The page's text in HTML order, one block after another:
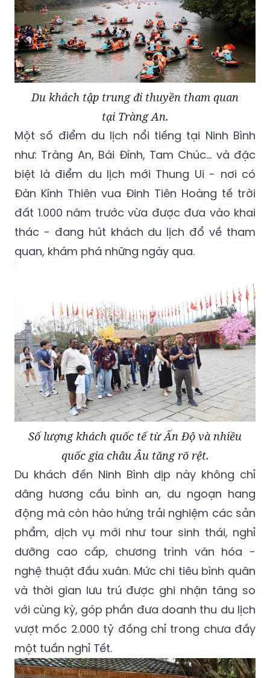
Du khách tập trung đi thuyền tham quan
tại Tràng An.
Một số điểm du lịch nổi tiếng tại Ninh Bình
như: Tràng An, Bái Đính, Tam Chúc… và đặc
biệt là điểm du lịch mới Thung Ui - nơi có
Đàn Kính Thiên vua Đinh Tiên Hoàng tế trời
đất 1.000 năm trước vừa được đưa vào khai
thác - đang hút khách du lịch đổ về tham
quan, khám phá những ngày qua.
Số lượng khách quốc tế từ Ấn Độ và nhiều
quốc gia châu Âu tăng rõ rệt.
Du khách đến Ninh Bình dịp này không chỉ
dâng hương cầu bình an, du ngoạn hang
động mà còn hào hứng trải nghiệm các sản
phẩm, dịch vụ mới như tour sinh thái, nghỉ
dưỡng cao cấp, chương trình văn hóa -
nghệ thuật đầu xuân. Mức chi tiêu bình quân
và thời gian lưu trú được ghi nhận tăng so
với cùng kỳ, góp phần đưa doanh thu du lịch
vượt mốc 2.000 tỷ đồng chỉ trong chưa đầy
một tuần nghỉ Tết.